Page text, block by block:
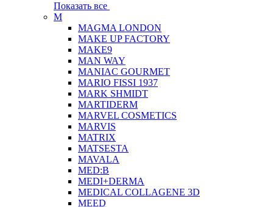
Показать все
M
MAGMA LONDON
MAKE UP FACTORY
MAKE9
MAN WAY
MANIAC GOURMET
MARIO FISSI 1937
MARK SHMIDT
MARTIDERM
MARVEL COSMETICS
MARVIS
MATRIX
MATSESTA
MAVALA
MED:B
MEDI+DERMA
MEDICAL COLLAGENE 3D
MEED